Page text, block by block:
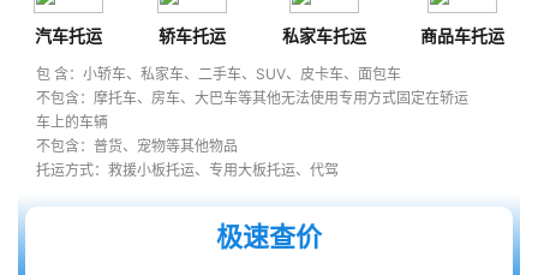
汽车托运 轿车托运 私家车托运 商品车托运
包 含：小轿车、私家车、二手车、SUV、皮卡车、面包车
不包含：摩托车、房车、大巴车等其他无法使用专用方式固定在轿运
车上的车辆
不包含：普货、宠物等其他物品
托运方式：救援小板托运、专用大板托运、代驾
极速查价